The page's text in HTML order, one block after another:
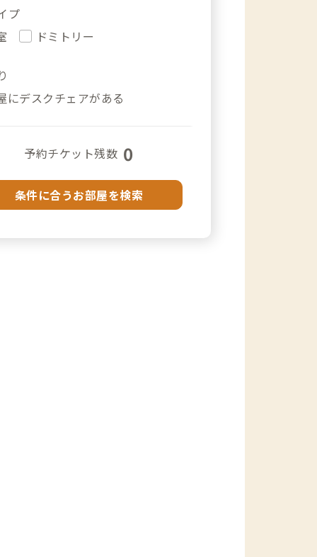
プ
ドミトリー
にデスクチェアがある
予約チケット残数 0
条件に合うお部屋を検索